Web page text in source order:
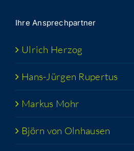
Ihre Ansprech­part­ner
Ulrich Her­zog
Hans-Jür­­gen Rupertus
Mar­kus Mohr
Björn von Olnhausen